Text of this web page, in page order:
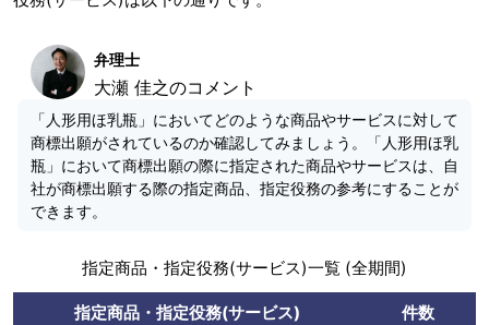
弁理士
大瀬 佳之のコメント
「人形用ほ乳瓶」においてどのような商品やサービスに対して
商標出願がされているのか確認してみましょう。「人形用ほ乳
瓶」において商標出願の際に指定された商品やサービスは、自
社が商標出願する際の指定商品、指定役務の参考にすることが
できます。
指定商品・指定役務(サービス)一覧 (全期間)
指定商品・指定役務(サービス) 件数